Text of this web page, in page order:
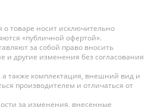
товаре носит исключительно
«публичной офертой».
за собой право вносить
и другие изменения без согласования
а также комплектация, внешний вид и
производителем и отличаться от
за изменения, внесенные